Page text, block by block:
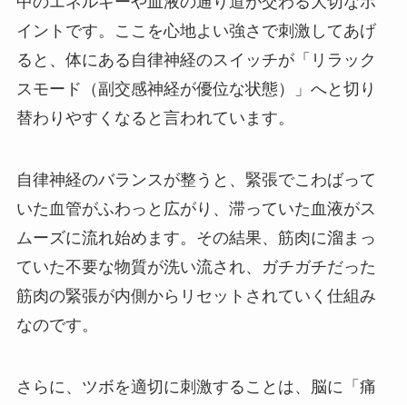
イントです。ここを心地よい強さで刺激してあげ
ると、体にある自律神経のスイッチが「リラック
スモード（副交感神経が優位な状態）」へと切り
替わりやすくなると言われています。
自律神経のバランスが整うと、緊張でこわばって
いた血管がふわっと広がり、滞っていた血液がス
ムーズに流れ始めます。その結果、筋肉に溜まっ
ていた不要な物質が洗い流され、ガチガチだった
筋肉の緊張が内側からリセットされていく仕組み
なのです。
さらに、ツボを適切に刺激することは、脳に「痛